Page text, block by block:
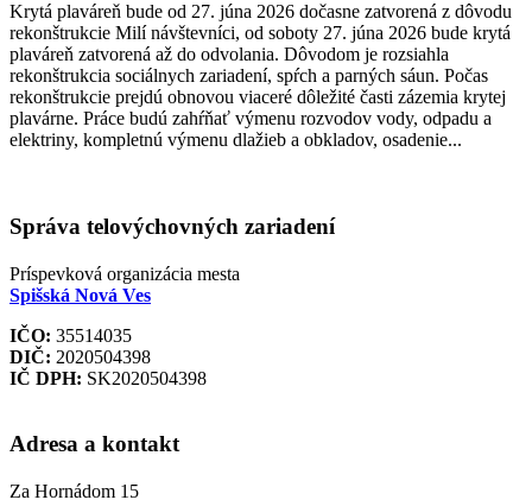
Krytá plaváreň bude od 27. júna 2026 dočasne zatvorená z dôvodu
rekonštrukcie Milí návštevníci, od soboty 27. júna 2026 bude krytá
plaváreň zatvorená až do odvolania. Dôvodom je rozsiahla
rekonštrukcia sociálnych zariadení, spŕch a parných sáun. Počas
rekonštrukcie prejdú obnovou viaceré dôležité časti zázemia krytej
plavárne. Práce budú zahŕňať výmenu rozvodov vody, odpadu a
elektriny, kompletnú výmenu dlažieb a obkladov, osadenie...
Správa telovýchovných zariadení
Príspevková organizácia mesta
Spišská Nová Ves
IČO: 35514035
DIČ: 2020504398
IČ DPH: SK2020504398
Adresa a kontakt
Za Hornádom 15